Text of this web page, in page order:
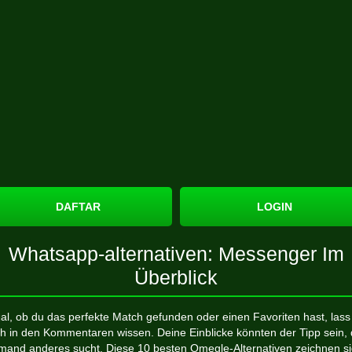
DAFTAR LOGIN
Whatsapp-alternativen: Messenger Im
Überblick
ob du das perfekte Match gefunden oder einen Favoriten hast,
in den Kommentaren wissen. Deine Einblicke könnten der Tipp sein,
anderes sucht. Diese 10 besten Omegle-Alternativen zeichnen